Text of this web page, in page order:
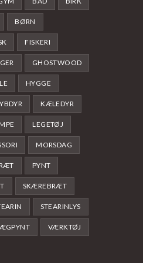
BØRN
FISKERI
GHOSTWOOD
HYGGE
KÆLEDYR
LEGETØJ
MORSDAG
PYNT
SKÆREBRÆT
STEARINLYS
VÆRKTØJ